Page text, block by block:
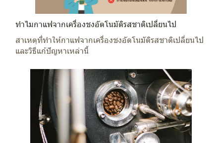
ทำไมกาแฟจากเครื่องชงอัตโนมัติรสชาติเปลี่ยนไป
สาเหตุที่ทำให้กาแฟจากเครื่องชงอัตโนมัติรสชาติเปลี่ยนไป
และวิธีแก้ปัญหาเหล่านี้